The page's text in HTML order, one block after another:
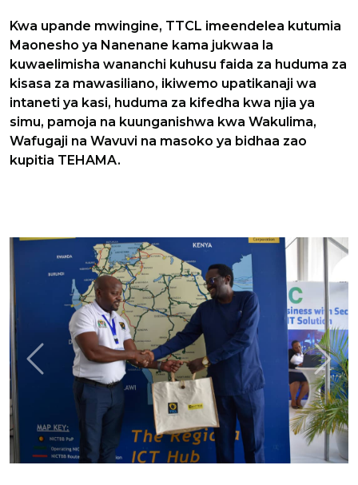
Kwa upande mwingine, TTCL imeendelea kutumia
Maonesho ya Nanenane kama jukwaa la
kuwaelimisha wananchi kuhusu faida za huduma za
kisasa za mawasiliano, ikiwemo upatikanaji wa
intaneti ya kasi, huduma za kifedha kwa njia ya
simu, pamoja na kuunganishwa kwa Wakulima,
Wafugaji na Wavuvi na masoko ya bidhaa zao
kupitia TEHAMA.
Previous Next